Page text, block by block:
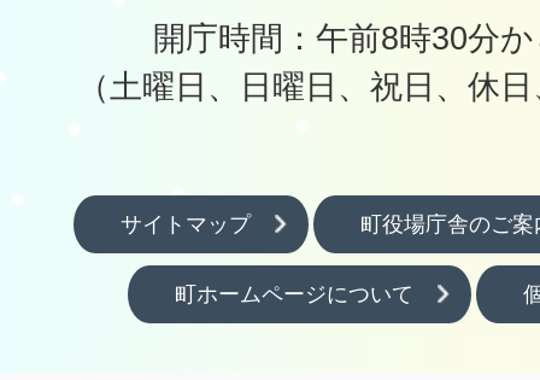
開庁時間：午前8時30分
（土曜日、日曜日、祝日、休
サイトマップ 町役場庁舎のご案
町ホームページについて